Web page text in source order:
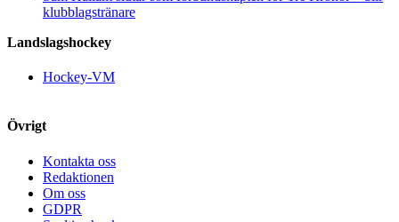
klubblagstränare
Landslagshockey
Hockey-VM
Övrigt
Kontakta oss
Redaktionen
Om oss
GDPR